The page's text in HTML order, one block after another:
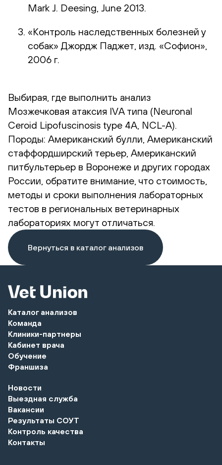
Mark J. Deesing, June 2013.
«Контроль наследственных болезней у
собак» Джордж Паджет, изд. «Софион»,
2006 г.
Выбирая, где выполнить анализ
Мозжечковая атаксия IVА типа (Neuronal
Ceroid Lipofuscinosis type 4A, NCL-A).
Породы: Американский булли, Американский
стаффордширский терьер, Американский
питбультерьер в Воронеже и других городах
России, обратите внимание, что стоимость,
методы и сроки выполнения лабораторных
тестов в региональных ветеринарных
лабораториях могут отличаться.
Вернуться в каталог анализов
Каталог анализов
Команда
Клиники-партнеры
Кабинет врача
Обучение
Франшиза
Новости
Выездная служба
Вакансии
Результаты СОУТ
Контроль качества
Контакты